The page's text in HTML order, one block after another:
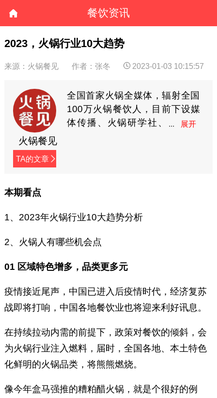
餐饮资讯
2023，火锅行业10大趋势
来源：火锅餐见 作者：张冬 2023-01-03 10:15:57
火锅餐见
TA的文章
全国首家火锅全媒体，辐射全国
100万火锅餐饮人，目前下设媒
体传播、火锅研学社、
本期看点
1、2023年火锅行业10大趋势分析
2、火锅人有哪些机会点
01 区域特色增多，品类更多元
疫情接近尾声，中国已进入后疫情时代，经济复苏
战即将打响，中国各地餐饮业也将迎来利好讯息。
在持续拉动内需的前提下，政策对餐饮的倾斜，会
为火锅行业注入燃料，届时，全国各地、本土特色
化鲜明的火锅品类，将熊熊燃烧。
像今年盒马强推的糟粕醋火锅，就是个很好的例